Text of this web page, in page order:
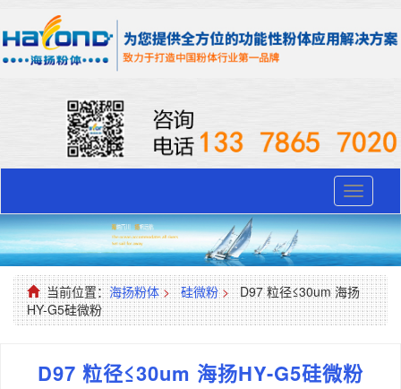
Toggle
当前位置：海扬粉体 > 硅微粉 > D97 粒径≤30um 海扬
HY-G5硅微粉
D97 粒径≤30um 海扬HY-G5硅微粉